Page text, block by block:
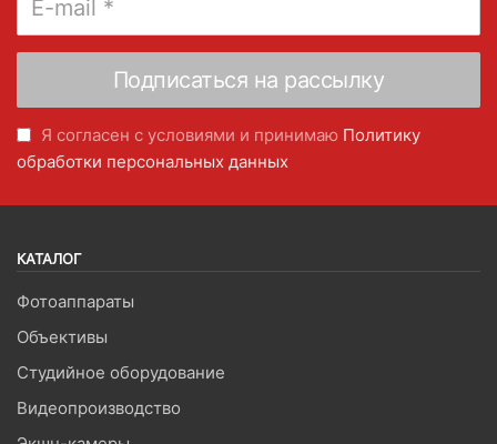
Я согласен с условиями и принимаю Политику
обработки персональных данных
КАТАЛОГ
Фотоаппараты
Объективы
Студийное оборудование
Видеопроизводство